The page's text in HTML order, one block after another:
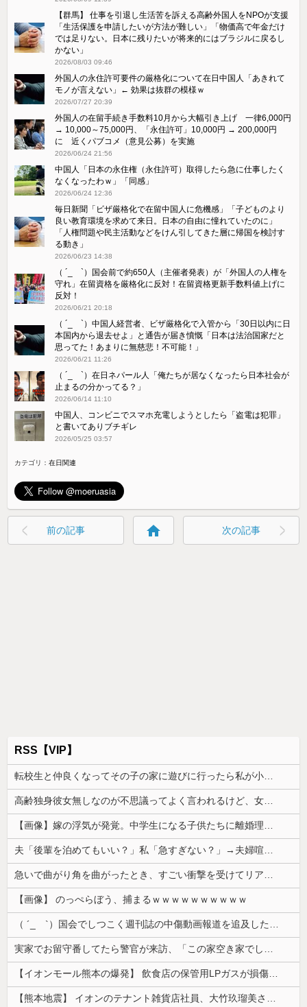
【群馬】 仕事を引退し生活苦を訴える高齢外国人をNPOが支援
「生活保護を申請したいが方法が難しい」「物価高で年金だけ
では足りない。日本に残りたいが将来的にはブラジルに戻るし
かない」
2026/08/03 09:46
外国人の永住許可要件の厳格化について在日中国人「あきれて
モノが言えない」← 効果は抜群の模様ｗ
2026/07/27 20:39
外国人の在留手続き手数料10月から大幅引き上げ 一律6,000円
→ 10,000～75,000円、「永住許可」10,000円 → 200,000円
に 近くパブコメ（意見公募）を実施
2026/06/24 21:56
中国人「日本の永住権（永住許可）取得したら急に仕事したく
なくなったわｗ」「同感」
2026/06/24 12:36
毎日新聞「ビザ厳格化で在留中国人に危機感」「子どものより
良い教育環境を求めて来日。日本の自由に憧れていたのに」
「人権問題や民主活動などをけん引してきた層に帰国を検討す
る動き」
2026/06/23 14:38
（ ´_ゝ`）国会前で約650人（主催者発表）が「外国人の人権を
守れ」在留資格を厳格化に反対！在留資格更新手数料値上げに
反対！
2026/06/21 20:18
（ ´_ゝ`）中国人経営者、ビザ厳格化で入管から「30日以内に日
本国内から退去せよ」と通告が届き憤慨「日本は法治国家だと
思ってた！あまりに無慈悲！不可能！」
2026/06/21 11:26
（ ´_ゝ`）在日ネパール人「俺たちが居なくなったら日本社会が
止まるの分かってる？」
2026/06/14 11:10
中国人、コンビニでスマホ充電しようとしたら「盗電は犯罪」
と書いてありブチギレ
2026/05/25 03:57
カテゴリ：在日関連
前の記事 home 次の記事
RSS【VIP】
【画像】 のっぺらぼう、捕まるｗｗｗｗｗｗｗｗｗｗ